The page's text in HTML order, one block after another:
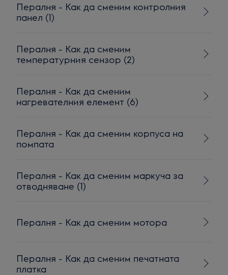
Пералня - Как да сменим контролния
панел (1)
Пералня - Как да сменим
температурния сензор (2)
Пералня - Как да сменим
нагревателния елемент (6)
Пералня - Как да сменим корпуса на
помпата
Пералня - Как да сменим маркуча за
отводняване (1)
Пералня - Как да сменим мотора
Пералня - Как да сменим печатната
платка